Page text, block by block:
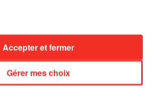
INTERVIEW CHANTE FRANCE AVEC
Gérer mes choix
Accepter et fermer